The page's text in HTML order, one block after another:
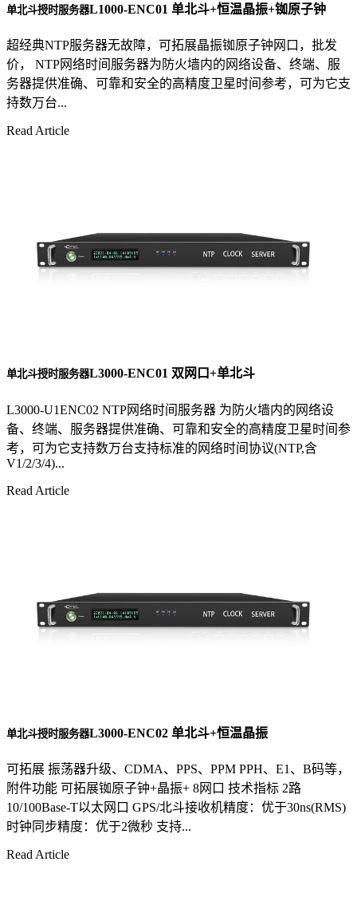
单北斗授时服务器L1000-ENC01 单北斗+恒温晶振+铷原子钟
超经典NTP服务器无故障，可拓展晶振铷原子钟网口，批发
价， NTP网络时间服务器为防火墙内的网络设备、终端、服
务器提供准确、可靠和安全的高精度卫星时间参考，可为它支
持数万台...
Read Article
单北斗授时服务器L3000-ENC01 双网口+单北斗
L3000-U1ENC02 NTP网络时间服务器 为防火墙内的网络设
备、终端、服务器提供准确、可靠和安全的高精度卫星时间参
考，可为它支持数万台支持标准的网络时间协议(NTP,含
V1/2/3/4)...
Read Article
单北斗授时服务器L3000-ENC02 单北斗+恒温晶振
可拓展 振荡器升级、CDMA、PPS、PPM PPH、E1、B码等，
附件功能 可拓展铷原子钟+晶振+ 8网口 技术指标 2路
10/100Base-T以太网口 GPS/北斗接收机精度：优于30ns(RMS)
时钟同步精度：优于2微秒 支持...
Read Article